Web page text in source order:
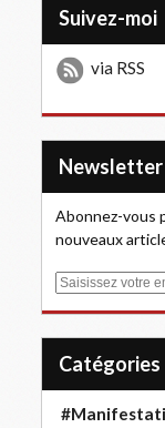
Suivez-moi
via RSS
Newsletter
Abonnez-vous
nouveaux
E
Catégories